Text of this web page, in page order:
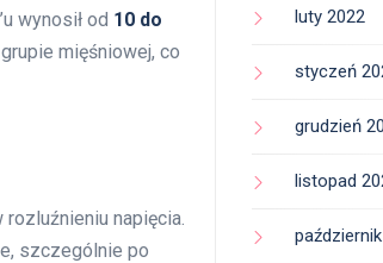
wynosił od 10 do
mięśniowej, co
napięcia.
szczególnie po
luty 2022
styczeń
grudzień
listopad